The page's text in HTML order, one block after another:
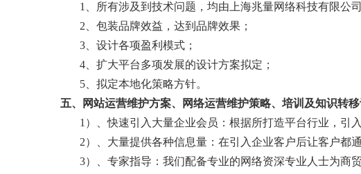
1、所有涉及到技术问题，均由上海兆量网络科技有限公司
2、包装品牌效益，达到品牌效果；
3、设计各项盈利模式；
4、扩大平台多项发展的设计方案拟定；
5、拟定本地化策略方针。
五、网站运营维护方案、网络运营维护策略、培训及知识转移
1）、快速引入大量企业会员：根据所打造平台行业，引
2）、大量提供各种信息量：在引入企业客户后让客户都
3）、专家指导：我们配备专业的网络资深专业人士为商